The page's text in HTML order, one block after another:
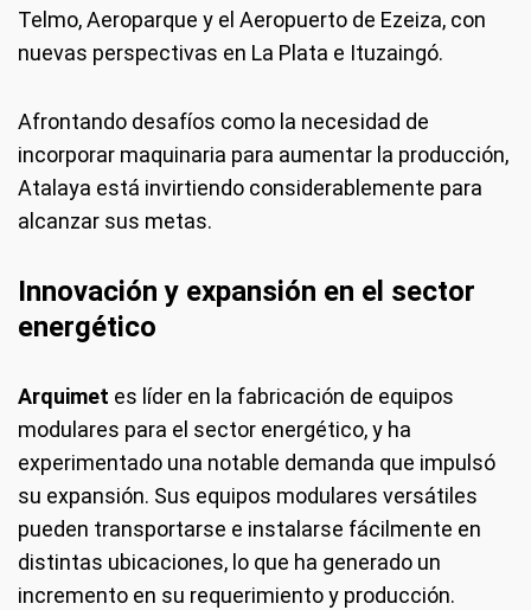
Telmo, Aeroparque y el Aeropuerto de Ezeiza, con
nuevas perspectivas en La Plata e Ituzaingó.
Afrontando desafíos como la necesidad de
incorporar maquinaria para aumentar la producción,
Atalaya está invirtiendo considerablemente para
alcanzar sus metas.
Innovación y expansión en el sector
energético
Arquimet es líder en la fabricación de equipos
modulares para el sector energético, y ha
experimentado una notable demanda que impulsó
su expansión. Sus equipos modulares versátiles
pueden transportarse e instalarse fácilmente en
distintas ubicaciones, lo que ha generado un
incremento en su requerimiento y producción.